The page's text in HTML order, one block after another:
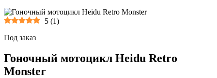
5 (1)
Под заказ
Гоночный мотоцикл Heidu Retro
Monster